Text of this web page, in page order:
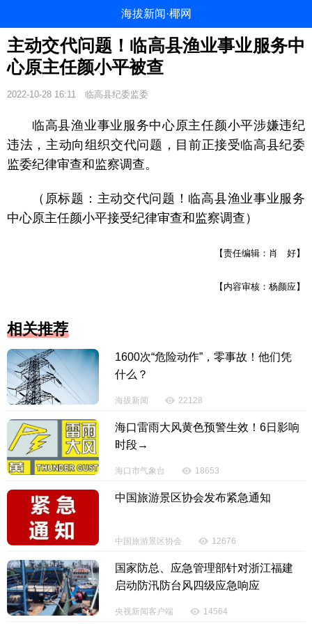
海拔新闻·椰网
主动交代问题！临高县渔业事业服务中
心原主任颜小平被查
2022-10-28 16:11 临高县纪委监委
临高县渔业事业服务中心原主任颜小平涉嫌违纪
违法，主动向组织交代问题，目前正接受临高县纪委
监委纪律审查和监察调查。
（原标题：主动交代问题！临高县渔业事业服务
中心原主任颜小平接受纪律审查和监察调查）
【责任编辑：肖 好】
【内容审核：杨颜应】
相关推荐
1600次“危险动作”，零事故！他们凭
什么？
海拔新闻 22128
海口雷雨大风黄色预警生效！6日影响
时段→
海口市气象台 18653
中国旅游景区协会发布紧急通知
中国旅游景区协会 12676
国家防总、应急管理部针对浙江福建
启动防汛防台风四级应急响应
央视新闻客户端 14564